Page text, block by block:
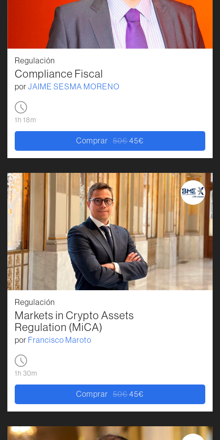
Regulación
Compliance Fiscal
por JAIME SESMA MORENO
1h 18m
Comprar 50€
El precio original era: 50€.
45€
El precio actual es: 45€.
Regulación
Markets in Crypto Assets
Regulation (MiCA)
por Francisco Maroto
1h 30m
Comprar 50€
El precio original era: 50€.
45€
El precio actual es: 45€.